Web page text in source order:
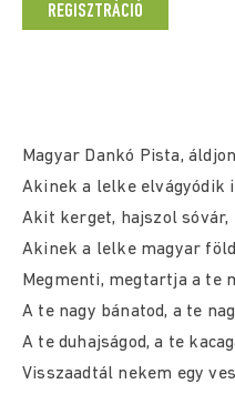
REGISZTRÁCIÓ
Magyar Dankó Pista,
Akinek a lelke elvágyódik
Akit kerget, hajszol sóvár,
Akinek a lelke magyar
Megmenti, megtartja a te
A te nagy bánatod, a te
A te duhajságod, a te
Visszaadtál nekem egy